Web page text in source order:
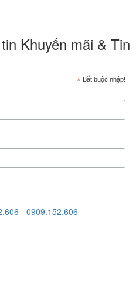
Khuyến mãi & Tin
* Bắt buộc nhập!
- 0909.152.606